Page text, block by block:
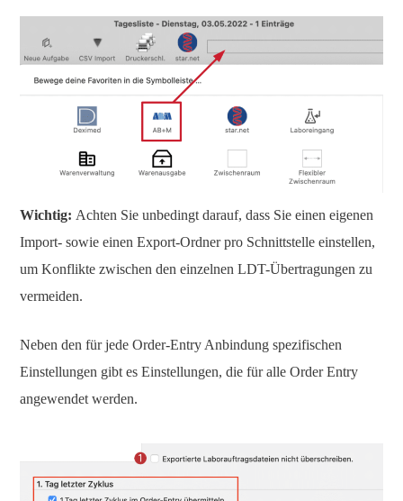
Wichtig: Achten Sie unbedingt darauf, dass Sie einen eigenen
Import- sowie einen Export-Ordner pro Schnittstelle einstellen,
um Konflikte zwischen den einzelnen LDT-Übertragungen zu
vermeiden.
Neben den für jede Order-Entry Anbindung spezifischen
Einstellungen gibt es Einstellungen, die für alle Order Entry
angewendet werden.